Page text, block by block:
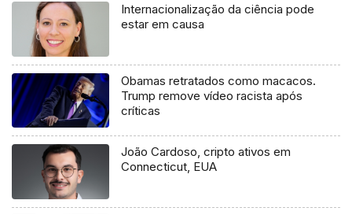
Internacionalização da ciência pode
estar em causa
Obamas retratados como macacos.
Trump remove vídeo racista após
críticas
João Cardoso, cripto ativos em
Connecticut, EUA